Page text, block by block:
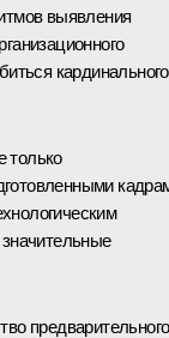
выявления
кардинального
только
предварительного